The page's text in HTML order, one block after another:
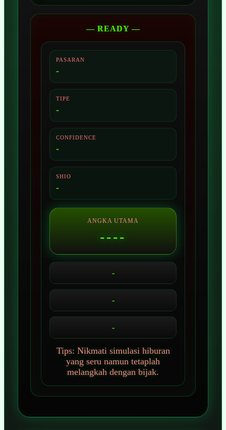
— READY —
PASARAN
-
TIPE
-
CONFIDENCE
-
SHIO
-
ANGKA UTAMA
----
-
-
-
Tips: Nikmati simulasi hiburan
yang seru namun tetaplah
melangkah dengan bijak.